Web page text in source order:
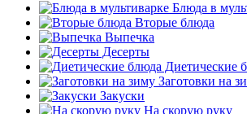
Блюда в
Вторые блюда
Выпечка
Десерты
Диетические
Заготовки на
Закуски
На скорую руку